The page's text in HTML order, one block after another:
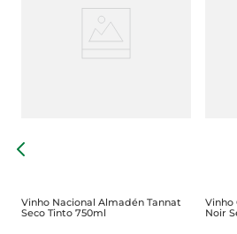
Vinho Nacional Almadén Tannat
Seco Tinto 750ml
Vinho
Noir
De